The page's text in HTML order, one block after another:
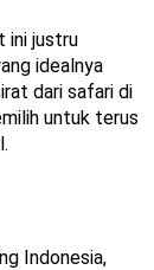
ini justru
idealnya
dari safari di
untuk terus
Indonesia,